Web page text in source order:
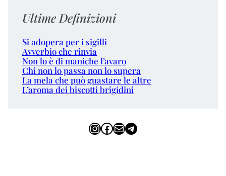
Ultime Definizioni
Si adopera per i sigilli
Avverbio che rinvia
Non lo è di maniche l’avaro
Chi non lo passa non lo supera
La mela che può guastare le altre
L’aroma dei biscotti brigidini
InstagramFacebook Email Telegram